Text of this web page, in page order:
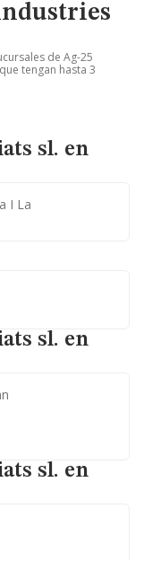
de Ag-25
tengan hasta 3
sl. en
I La
sl. en
sl. en